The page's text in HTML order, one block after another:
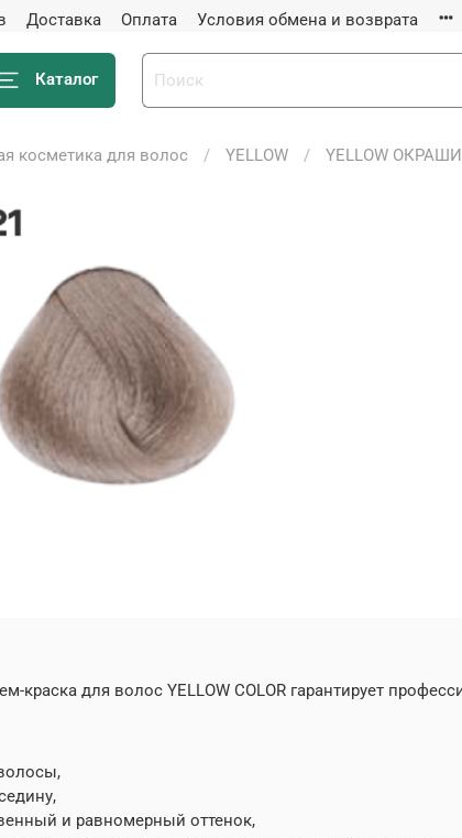
Доставка Оплата Условия обмена и возврата
Каталог
косметика для волос YELLOW YELLOW
краска для волос YELLOW COLOR гарантирует
и равномерный оттенок,